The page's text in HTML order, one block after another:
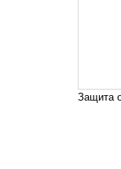
Защита